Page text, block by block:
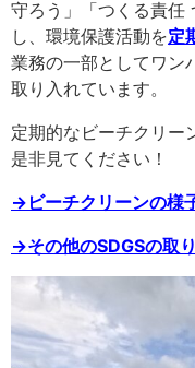
守ろう」「つくる責任
し、環境保護活動を定
業務の一部としてワン
取り入れています。
定期的なビーチクリー
是非見てください！
→ビーチクリーンの様
→その他のSDGSの取